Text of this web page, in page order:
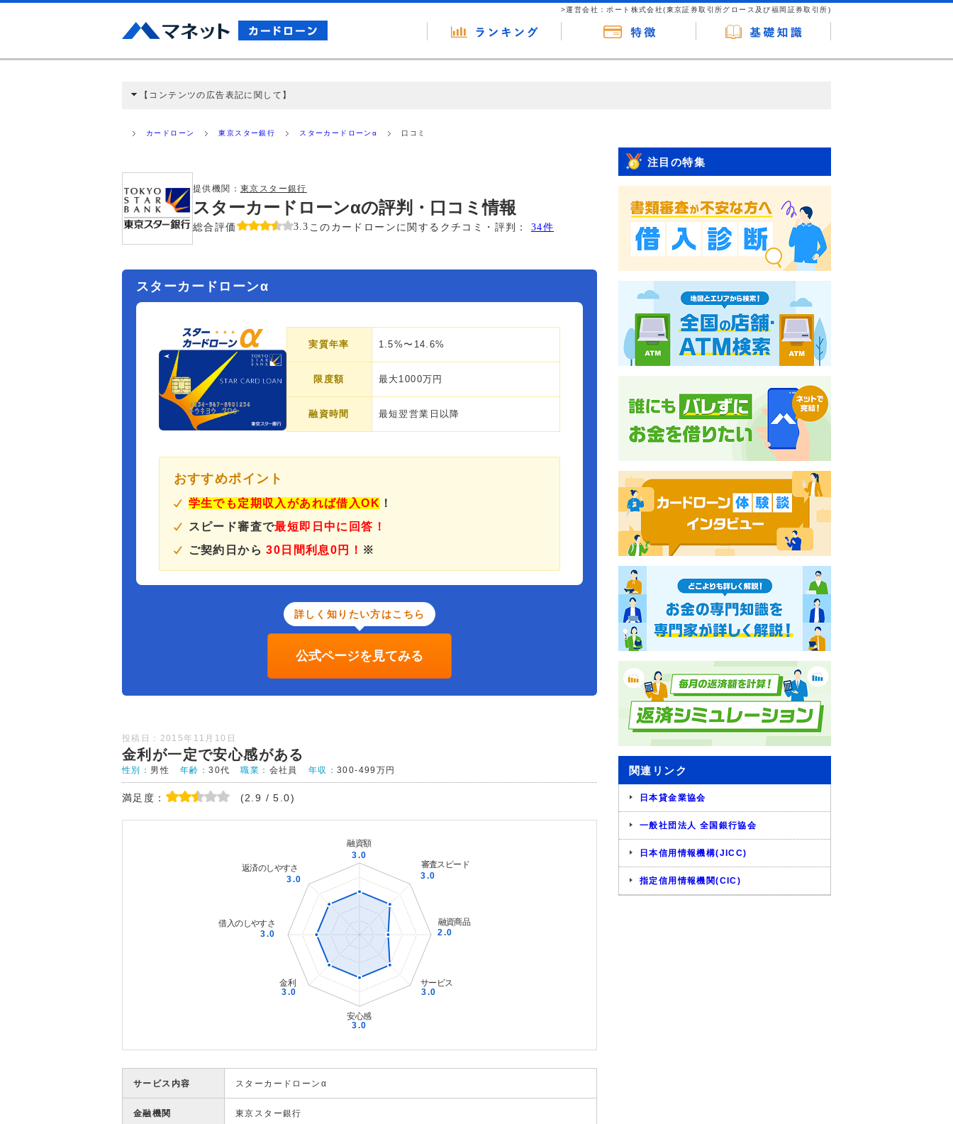
>運営会社：ポート株式会社(東京証券取引所グロース及び福岡証券取引所)
【コンテンツの広告表記に関して】
ミ収集などに基づき、公平性を担保した情報提供を行っています。
カードローン 東京スター銀行 スターカードローンα 口コミ
提供機関： 東京スター銀行
スターカードローンαの評判・口コミ情報
総合評価 3.3 このカードローンに関するクチコミ・評判： 34件
スターカードローンα
実質年率 1.5%〜14.6%
限度額 最大1000万円
融資時間 最短翌営業日以降
おすすめポイント
学生でも定期収入があれば借入OK ！
スピード審査で最短即日中に回答！
ご契約日から 30日間利息0円！ ※
詳しく知りたい方はこちら
公式ページを見てみる
投稿日：2015年11月10日
金利が一定で安心感がある
性別： 男性 年齢：30代 職業： 会社員 年収：300-499万円
満足度： (2.9 / 5.0)
サービス内容 スターカードローンα
金融機関 東京スター銀行
注目の特集
関連リンク
日本貸金業協会
一般社団法人 全国銀行協会
日本信用情報機構(JICC)
指定信用情報機関(CIC)